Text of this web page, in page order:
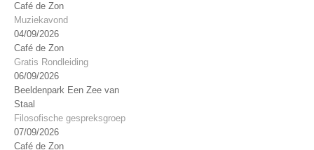
Café de Zon
Muziekavond
04/09/2026
Café de Zon
Gratis Rondleiding
06/09/2026
Beeldenpark Een Zee van
Staal
Filosofische gespreksgroep
07/09/2026
Café de Zon